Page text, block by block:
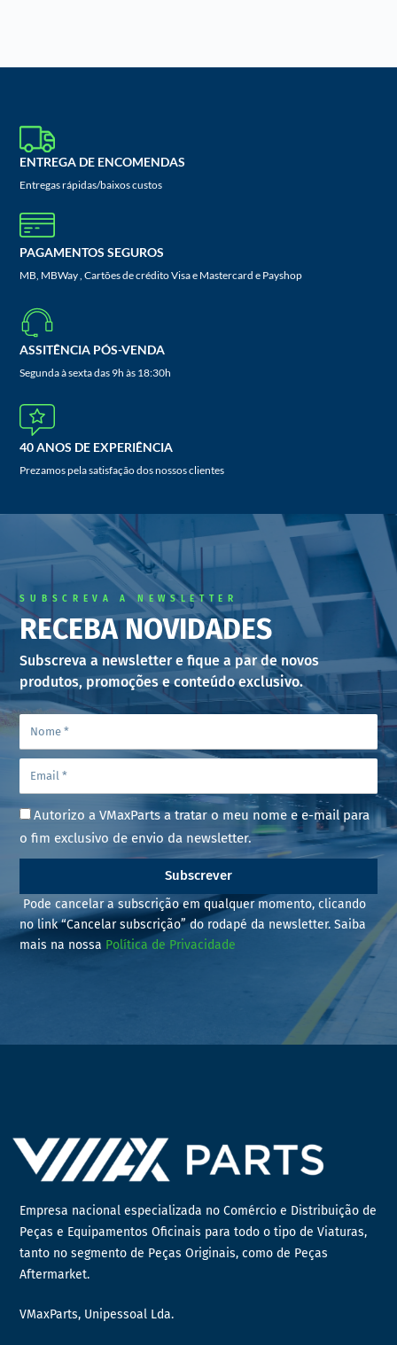
ENTREGA DE ENCOMENDAS
Entregas rápidas/baixos custos
PAGAMENTOS SEGUROS
MB, MBWay , Cartões de crédito Visa e Mastercard e Payshop
ASSITÊNCIA PÓS-VENDA
Segunda à sexta das 9h às 18:30h
40 ANOS DE EXPERIÊNCIA
Prezamos pela satisfação dos nossos clientes
SUBSCREVA A NEWSLETTER
RECEBA NOVIDADES
Subscreva a newsletter e fique a par de novos
produtos, promoções e conteúdo exclusivo.
Autorizo a VMaxParts a tratar o meu nome e e-mail para
o fim exclusivo de envio da newsletter.
Subscrever
Pode cancelar a subscrição em qualquer momento, clicando
no link “Cancelar subscrição” do rodapé da newsletter. Saiba
mais na nossa Política de Privacidade
Empresa nacional especializada no Comércio e Distribuição de
Peças e Equipamentos Oficinais para todo o tipo de Viaturas,
tanto no segmento de Peças Originais, como de Peças
Aftermarket.
VMaxParts, Unipessoal Lda.